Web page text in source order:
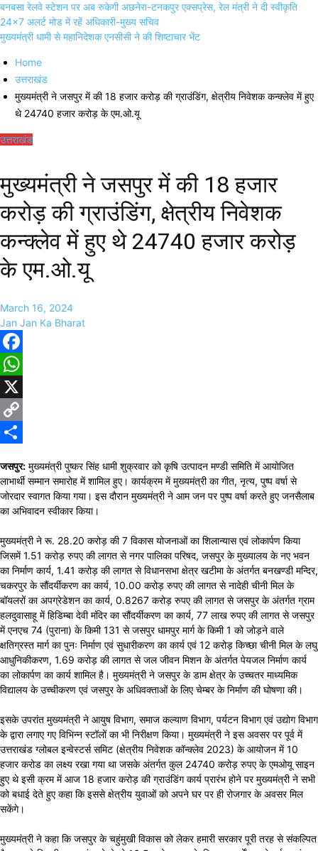
बनबसा रेलवे स्टेशन पर अब रुकेगी अछनेरा-टनकपुर एक्सप्रेस, रेल मंत्री ने दी स्वीकृति
24×7 अलर्ट मोड में रहें अधिकारी-मुख्य सचिव
मुख्यमंत्री धामी से महानिदेशक एनसीसी ने की शिष्टाचार भेंट
Home
उत्तराखंड
मुख्यमंत्री ने जसपुर में की 18 हजार करोड़ की ग्राउंडिंग, क्षेत्रीय निवेशक कन्क्लेव में हुए
थे 24740 हजार करोड़ के एम.ओ.यू
उत्तराखंड
मुख्यमंत्री ने जसपुर में की 18 हजार
करोड़ की ग्राउंडिंग, क्षेत्रीय निवेशक
कन्क्लेव में हुए थे 24740 हजार करोड़
के एम.ओ.यू
March 16, 2024
Jan Jan Ka Bharat
Facebook
WhatsApp
X
Copy
जसपुर: मुख्यमंत्री पुष्कर सिंह धामी शुक्रवार को कृषि उत्पादन मण्डी समिति में आयोजित
लाभार्थी सम्मान समारोह में शामिल हुए। कार्यक्रम में मुख्यमंत्री का गीत, नृत्य, पुष्प वर्षा से
जोरदार स्वागत किया गया। इस दौरान मुख्यमंत्री ने आम जन पर पुष्प वर्षा करते हुए जनसैलाब
का अभिवादन स्वीकार किया।
मुख्यमंत्री ने रू. 28.20 करोड़ की 7 विकास योजनाओं का शिलान्यास एवं लोकार्पण किया
जिसमें 1.51 करोड़ रुपए की लागत से नगर पालिका परिषद, जसपुर के मुख्यालय के नए भवन
का निर्माण कार्य, 1.41 करोड़ की लागत से विधानसभा क्षेत्र खटीमा के अंतर्गत बनखण्डी मन्दिर,
चकरपुर के सौंदर्यीकरण का कार्य, 10.00 करोड़ रुपए की लागत से नादेही चीनी मिल के
बॉयलरों का अपग्रेडेशन का कार्य, 0.8267 करोड़ रुपए की लागत से जसपुर के अंतर्गत ग्राम
हलदुवासाहू में हिडिम्बा देवी मंदिर का सौंदर्यीकरण का कार्य, 77 लाख रुपए की लागत से जसपुर
में एनएच 74 (पुराना) के किमी 131 से जसपुर धामपुर मार्ग के किमी 1 को जोड़ने वाले
क्षतिग्रस्त मार्ग का पुनः निर्माण एवं सुधारीकरण का कार्य एवं 12 करोड़ किच्छा चीनी मिल के लघु
आधुनिकीकरण, 1.69 करोड़ की लागत से जल जीवन मिशन के अंतर्गत पेयजल निर्माण कार्य
का लोकार्पण का कार्य शामिल है। मुख्यमंत्री ने जसपुर के डाम क्षेत्र के उच्चतर माध्यमिक
विद्यालय के उच्चीकरण एवं जसपुर के अधिवक्ताओं के लिए चेम्बर के निर्माण की घोषणा की।
इसके उपरांत मुख्यमंत्री ने आयुष विभाग, समाज कल्याण विभाग, पर्यटन विभाग एवं उद्योग विभाग
के द्वारा लगाए गए विभिन्न स्टॉलों का भी निरीक्षण किया। मुख्यमंत्री ने इस अवसर पर पूर्व में
उत्तराखंड ग्लोबल इन्वेस्टर्स समिट (क्षेत्रीय निवेशक कॉन्क्लेव 2023) के आयोजन में 10
हजार करोड का लक्ष्य रखा गया था जसके अंतर्गत कुल 24740 करोड़ रुपए के एमओयू साइन
हुए थे इसी क्रम में आज 18 हजार करोड़ की ग्राउंडिंग कार्य प्रारंभ होने पर मुख्यमंत्री ने सभी
को बधाई देते हुए कहा कि इससे क्षेत्रीय युवाओं को अपने घर पर ही रोजगार के अवसर मिल
सकेंगे।
मुख्यमंत्री ने कहा कि जसपुर के चहुंमुखी विकास को लेकर हमारी सरकार पूरी तरह से संकल्पित